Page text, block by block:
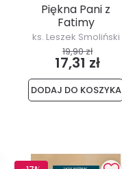
Piękna Pani z
Fatimy
ks. Leszek Smoliński
19,90 zł
17,31 zł
DODAJ DO KOSZYKA